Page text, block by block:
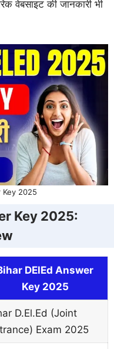
वेबसाइट की जानकारी भी
Key 2025
Key 2025:
DElEd Answer
Key 2025
D.El.Ed (Joint
Exam 2025